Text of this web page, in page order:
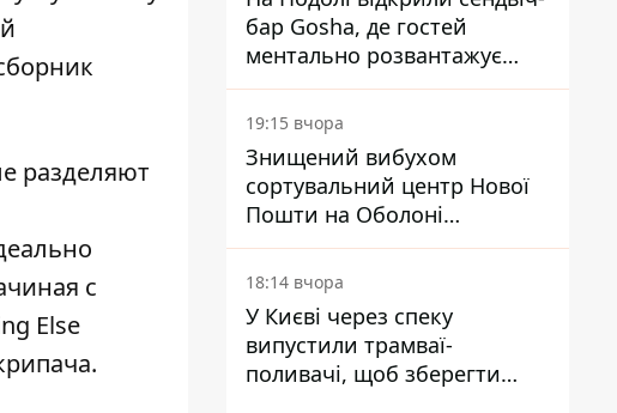
разделяют
с
Else
бар Gosha, де гостей
ментально розвантажує
акула
19:15 вчора
Знищений вибухом
сортувальний центр Нової
Пошти на Оболоні
запрацював - видають
посилки
18:14 вчора
У Києві через спеку
випустили трамваї-
поливачі, щоб зберегти